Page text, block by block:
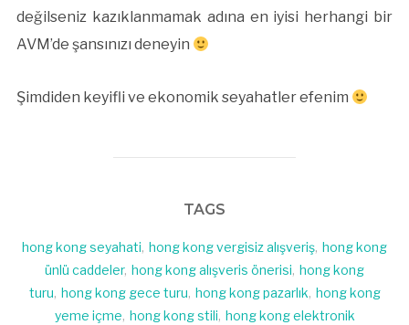
değilseniz kazıklanmamak adına en iyisi herhangi bir
AVM’de şansınızı deneyin
Şimdiden keyifli ve ekonomik seyahatler efenim
TAGS
hong kong seyahati, hong kong vergisiz alışveriş, hong kong
ünlü caddeler, hong kong alışveris önerisi, hong kong
turu, hong kong gece turu, hong kong pazarlık, hong kong
yeme içme, hong kong stili, hong kong elektronik